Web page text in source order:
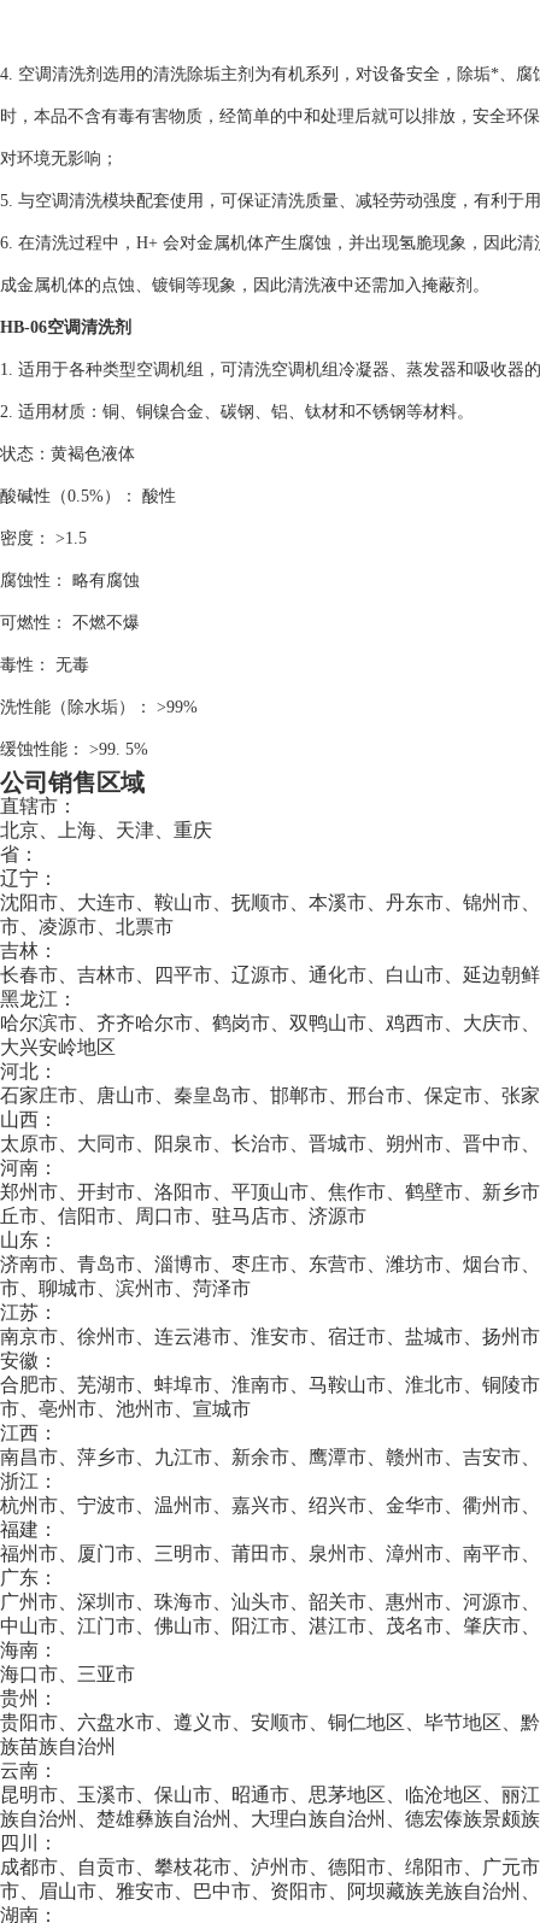
4. 空调清洗剂选用的清洗除垢主剂为有机系列，对设备安全，除垢*、
时，本品不含有毒有害物质，经简单的中和处理后就可以排放，安全环
对环境无影响；
5. 与空调清洗模块配套使用，可保证清洗质量、减轻劳动强度，有利于
6. 在清洗过程中，H+ 会对金属机体产生腐蚀，并出现氢脆现象，因此
成金属机体的点蚀、镀铜等现象，因此清洗液中还需加入掩蔽剂。
HB-06空调清洗剂
1. 适用于各种类型空调机组，可清洗空调机组冷凝器、蒸发器和吸收
2. 适用材质：铜、铜镍合金、碳钢、铝、钛材和不锈钢等材料。
状态：黄褐色液体
酸碱性（0.5%）： 酸性
密度： >1.5
腐蚀性： 略有腐蚀
可燃性： 不燃不爆
毒性： 无毒
洗性能（除水垢）： >99%
缓蚀性能： >99. 5%
公司销售区域
直辖市：
北京、上海、天津、重庆
省：
辽宁：
沈阳市、大连市、鞍山市、抚顺市、本溪市、丹东市、锦州市
市、凌源市、北票市
吉林：
长春市、吉林市、四平市、辽源市、通化市、白山市、延边朝
黑龙江：
哈尔滨市、齐齐哈尔市、鹤岗市、双鸭山市、鸡西市、大庆市
大兴安岭地区
河北：
石家庄市、唐山市、秦皇岛市、邯郸市、邢台市、保定市、张
山西：
太原市、大同市、阳泉市、长治市、晋城市、朔州市、晋中市
河南：
郑州市、开封市、洛阳市、平顶山市、焦作市、鹤壁市、新乡
丘市、信阳市、周口市、驻马店市、济源市
山东：
济南市、青岛市、淄博市、枣庄市、东营市、潍坊市、烟台市
市、聊城市、滨州市、菏泽市
江苏：
南京市、徐州市、连云港市、淮安市、宿迁市、盐城市、扬州
安徽：
合肥市、芜湖市、蚌埠市、淮南市、马鞍山市、淮北市、铜陵
市、亳州市、池州市、宣城市
江西：
南昌市、萍乡市、九江市、新余市、鹰潭市、赣州市、吉安市
浙江：
杭州市、宁波市、温州市、嘉兴市、绍兴市、金华市、衢州市
福建：
福州市、厦门市、三明市、莆田市、泉州市、漳州市、南平市
广东：
广州市、深圳市、珠海市、汕头市、韶关市、惠州市、河源市
中山市、江门市、佛山市、阳江市、湛江市、茂名市、肇庆市
海南：
海口市、三亚市
贵州：
贵阳市、六盘水市、遵义市、安顺市、铜仁地区、毕节地区、
族苗族自治州
云南：
昆明市、玉溪市、保山市、昭通市、思茅地区、临沧地区、丽
族自治州、楚雄彝族自治州、大理白族自治州、德宏傣族景颇
四川：
成都市、自贡市、攀枝花市、泸州市、德阳市、绵阳市、广元
市、眉山市、雅安市、巴中市、资阳市、阿坝藏族羌族自治州
湖南：